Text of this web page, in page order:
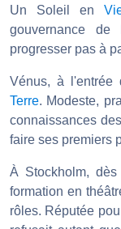
Un Soleil en
gouvernance de
progresser pas à
Vénus, à l'entrée
Terre. Modeste,
connaissances
faire ses premiers
À Stockholm,
formation en
rôles. Réputée